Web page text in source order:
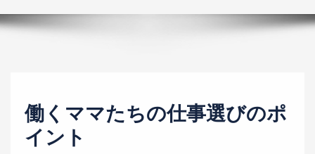
g
o
n
働くママたちの仕事選びのポ
イント